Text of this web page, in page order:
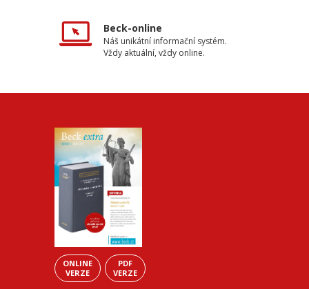
Beck-online
Náš unikátní informační systém.
Vždy aktuální, vždy online.
ONLINE
VERZE
PDF
VERZE